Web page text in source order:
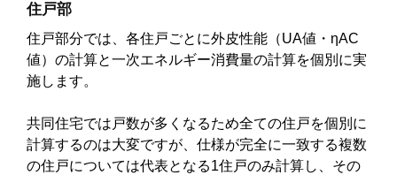
住戸部
住戸部分では、各住戸ごとに外皮性能（UA値・ηAC
値）の計算と一次エネルギー消費量の計算を個別に実
施します。
共同住宅では戸数が多くなるため全ての住戸を個別に
計算するのは大変ですが、仕様が完全に一致する複数
の住戸については代表となる1住戸のみ計算し、その